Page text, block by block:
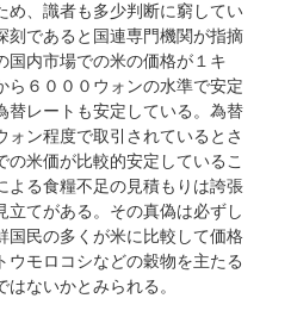
め、識者も多少判断に窮してい
刻であると国連専門機関が指摘
国内市場での米の価格が１キ
ら６０００ウォンの水準で安定
替レートも安定している。為替
ォン程度で取引されているとさ
米価が比較的安定しているこ
よる食糧不足の見積もりは誇張
立てがある。その真偽は必ずし
国民の多くが米に比較して価格
ウモロコシなどの穀物を主たる
ないかとみられる。